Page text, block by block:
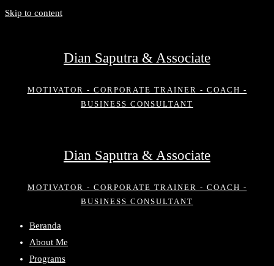
Skip to content
Dian Saputra & Associate
MOTIVATOR - CORPORATE TRAINER - COACH -
BUSINESS CONSULTANT
Dian Saputra & Associate
MOTIVATOR - CORPORATE TRAINER - COACH -
BUSINESS CONSULTANT
Beranda
About Me
Programs